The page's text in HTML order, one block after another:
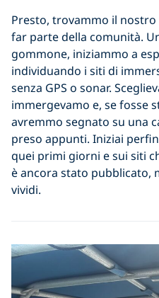
Presto, trovammo il
far parte della comunità.
gommone, iniziammo a
individuando i siti di
senza GPS o sonar.
immergevamo e, se fosse
avremmo segnato su una
preso appunti. Iniziai
quei primi giorni e sui siti
è ancora stato pubblicato,
vividi.